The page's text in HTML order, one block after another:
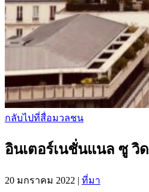
กลับไปที่สื่อมวลชน
อินเตอร์เนชั่นแนล ซู วิด
20 มกราคม 2022 | ที่มา